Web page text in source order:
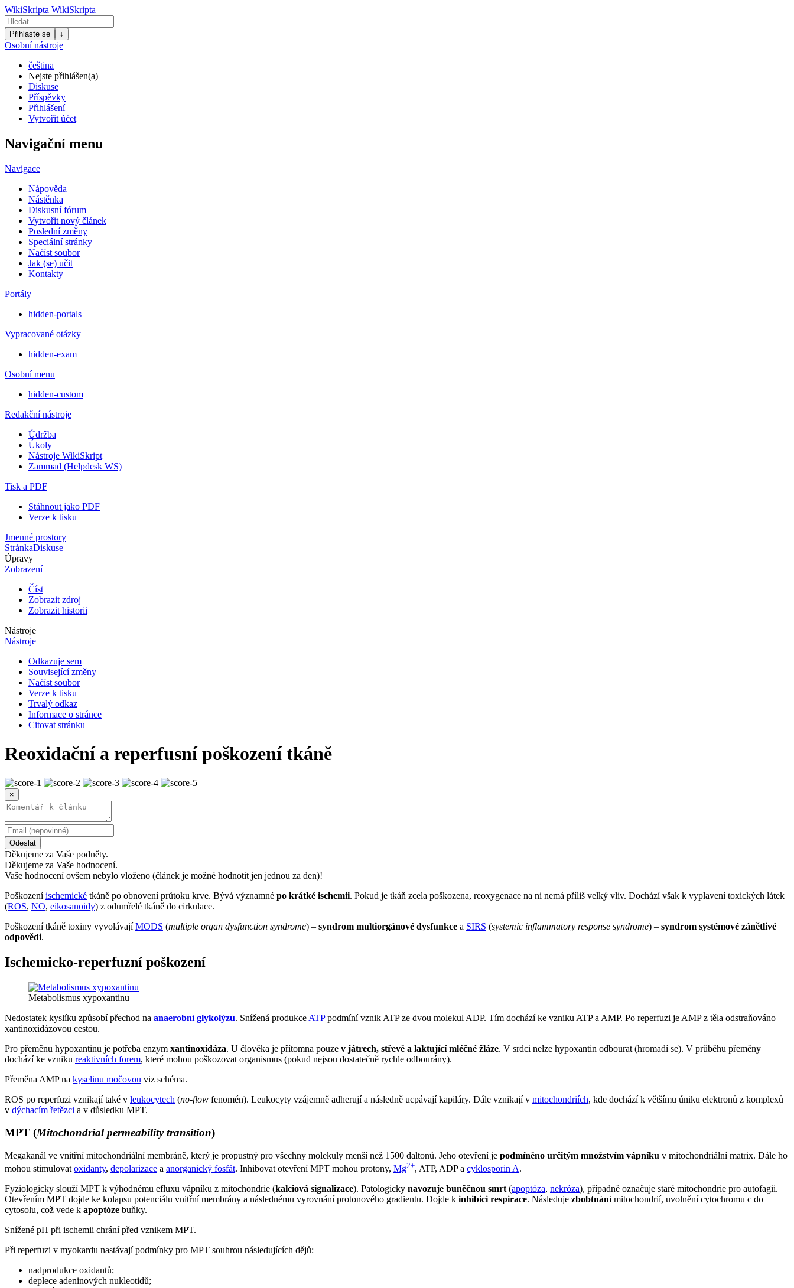
WikiSkripta WikiSkripta
Přihlaste se ↓
Osobní nástroje
čeština
Nejste přihlášen(a)
Diskuse
Příspěvky
Přihlášení
Vytvořit účet
Navigační menu
Navigace
Nápověda
Nástěnka
Diskusní fórum
Vytvořit nový článek
Poslední změny
Speciální stránky
Načíst soubor
Jak (se) učit
Kontakty
Portály
hidden-portals
Vypracované otázky
hidden-exam
Osobní menu
hidden-custom
Redakční nástroje
Údržba
Úkoly
Nástroje WikiSkript
Zammad (Helpdesk WS)
Tisk a PDF
Stáhnout jako PDF
Verze k tisku
Jmenné prostory
StránkaDiskuse
Úpravy
Zobrazení
Číst
Zobrazit zdroj
Zobrazit historii
Nástroje
Nástroje
Odkazuje sem
Související změny
Načíst soubor
Verze k tisku
Trvalý odkaz
Informace o stránce
Citovat stránku
Reoxidační a reperfusní poškození tkáně
×
Odeslat
Děkujeme za Vaše podněty.
Děkujeme za Vaše hodnocení.
Vaše hodnocení ovšem nebylo vloženo (článek je možné hodnotit jen jednou za den)!
Poškozeníischemické tkáně po obnovení průtoku krve. Bývá významné po krátké ischemii. Pokud je tkáň zcela poškozena, reoxygenace na ni nemá příliš velký vliv. Dochází však k vyplavení toxických látek
(ROS, NO, eikosanoidy) z odumřelé tkáně do cirkulace.
Poškození tkáně toxiny vyvolávajíMODS (multiple organ dysfunction syndrome) – syndrom multiorgánové dysfunkce a SIRS (systemic inflammatory response syndrome) – syndrom systémové zánětlivé
odpovědi.
Ischemicko-reperfuzní poškození
Metabolismus xypoxantinu
Nedostatek kyslíku způsobí přechod na anaerobní glykolýzu. Snížená produkce ATPpodmíní vznik ATP ze dvou molekul ADP. Tím dochází ke vzniku ATP a AMP. Po reperfuzi je AMP z těla odstraňováno
xantinoxidázovou cestou.
Pro přeměnu hypoxantinu je potřeba enzym xantinoxidáza. U člověka je přítomna pouze v játrech, střevě a laktující mléčné žláze. V srdci nelze hypoxantin odbourat (hromadí se). V průběhu přeměny
dochází ke vzniku reaktivních forem, které mohou poškozovat organismus (pokud nejsou dostatečně rychle odbourány).
Přeměna AMP na kyselinu močovou viz schéma.
ROS po reperfuzi vznikají také v leukocytech (no-flow fenomén). Leukocyty vzájemně adherují a následně ucpávají kapiláry. Dále vznikají v mitochondriích, kde dochází k většímu úniku elektronů z komplexů
v dýchacím řetězci a v důsledku MPT.
MPT (Mitochondrial permeability transition)
Megakanál ve vnitřní mitochondriální membráně, který je propustný pro všechny molekuly menší než 1500 daltonů. Jeho otevření je podmíněno určitým množstvím vápníku v mitochondriální matrix. Dále ho
mohou stimulovat oxidanty, depolarizace a anorganický fosfát. Inhibovat otevření MPT mohou protony, Mg2+, ATP, ADP a cyklosporin A.
Fyziologicky slouží MPT k výhodnému efluxu vápníku z mitochondrie (kalciová signalizace). Patologicky navozuje buněčnou smrt (apoptóza, nekróza), případně označuje staré mitochondrie pro autofagii.
Otevřením MPT dojde ke kolapsu potenciálu vnitřní membrány a následnému vyrovnání protonového gradientu. Dojde k inhibici respirace. Následuje zbobtnánímitochondrií, uvolnění cytochromu c do
cytosolu, což vede k apoptóze buňky.
Snížené pH při ischemii chrání před vznikem MPT.
Při reperfuzi v myokardu nastávají podmínky pro MPT souhrou následujících dějů:
nadprodukce oxidantů;
deplece adeninových nukleotidů;